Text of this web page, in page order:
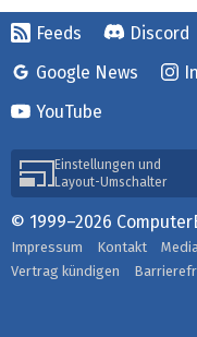
Feeds Discord
Google News
YouTube
Einstellungen und
Layout-Umschalter
© 1999–2026
Impressum Kontakt
Vertrag kündigen